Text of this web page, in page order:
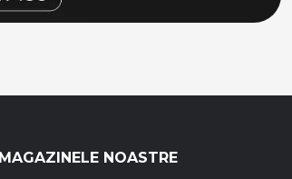
MAGAZINELE NOASTRE